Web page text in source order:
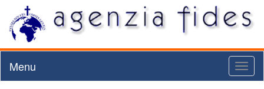
Menu